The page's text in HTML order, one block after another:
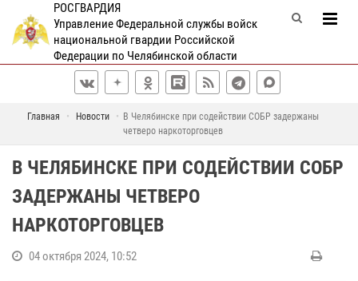
РОСГВАРДИЯ
Управление Федеральной службы войск
национальной гвардии Российской
Федерации по Челябинской области
Главная Новости
В Челябинске при содействии СОБР задержаны
четверо наркоторговцев
В ЧЕЛЯБИНСКЕ ПРИ СОДЕЙСТВИИ СОБР
ЗАДЕРЖАНЫ ЧЕТВЕРО
НАРКОТОРГОВЦЕВ
04 октября 2024, 10:52